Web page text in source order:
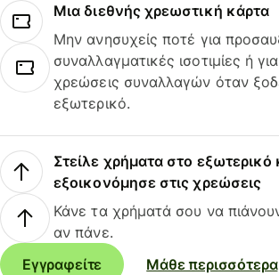
Μια διεθνής χρεωστική κάρτα
Μην ανησυχείς ποτέ για
συναλλαγματικές ισοτιμίες ή
χρεώσεις συναλλαγών όταν
εξωτερικό.
Στείλε χρήματα στο εξωτερικό
εξοικονόμησε στις χρεώσεις
Κάνε τα χρήματά σου να
αν πάνε.
Εγγραφείτε
Μάθε περισσότερα